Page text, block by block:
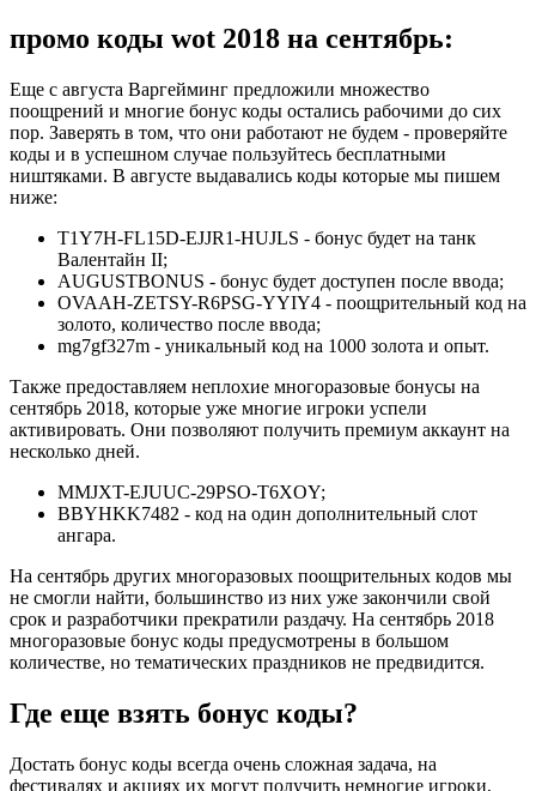
промо коды wot 2018 на сентябрь:
Еще с августа Варгейминг предложили множество
поощрений и многие бонус коды остались рабочими до сих
пор. Заверять в том, что они работают не будем - проверяйте
коды и в успешном случае пользуйтесь бесплатными
ништяками. В августе выдавались коды которые мы пишем
ниже:
T1Y7H-FL15D-EJJR1-HUJLS - бонус будет на танк
Валентайн II;
AUGUSTBONUS - бонус будет доступен после ввода;
OVAAH-ZETSY-R6PSG-YYIY4 - поощрительный код на
золото, количество после ввода;
mg7gf327m - уникальный код на 1000 золота и опыт.
Также предоставляем неплохие многоразовые бонусы на
сентябрь 2018, которые уже многие игроки успели
активировать. Они позволяют получить премиум аккаунт на
несколько дней.
MMJXT-EJUUC-29PSO-T6XOY;
BBYHKK7482 - код на один дополнительный слот
ангара.
На сентябрь других многоразовых поощрительных кодов мы
не смогли найти, большинство из них уже закончили свой
срок и разработчики прекратили раздачу. На сентябрь 2018
многоразовые бонус коды предусмотрены в большом
количестве, но тематических праздников не предвидится.
Где еще взять бонус коды?
Достать бонус коды всегда очень сложная задача, на
фестивалях и акциях их могут получить немногие игроки,